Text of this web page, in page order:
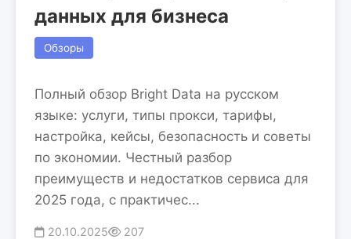
данных для бизнеса
Обзоры
Полный обзор Bright Data на русском
языке: услуги, типы прокси, тарифы,
настройка, кейсы, безопасность и советы
по экономии. Честный разбор
преимуществ и недостатков сервиса для
2025 года, с практичес...
20.10.2025 207